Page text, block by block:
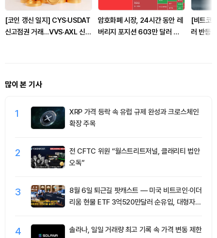
[코인 갱신 일지] CYS·USDAT
신고점권 거래…VVS·AXL 신저
암호화폐 시장, 24시간 동안 레
버리지 포지션 603만 달러 청
[비트코
러 반등…
많이 본 기사
1
XRP 가격 등락 속 유럽 규제 완성과 크로스체인
확장 주목
2
전 CFTC 위원 “월스트리트저널, 클래리티 법안
오독”
3
8월 6일 퇴근길 팟캐스트 — 미국 비트코인·이더
리움 현물 ETF 3억520만달러 순유입, 대형자산
4 솔라나, 일일 거래량 최고 기록 속 가격 변동 제한